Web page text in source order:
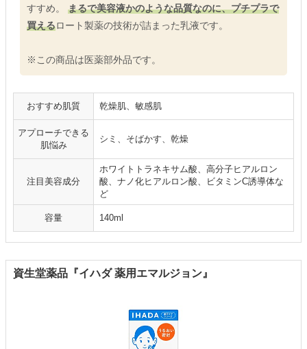
すすめ。 まるで美容液かのような品質なのに、プチプラで
買えるロート製薬の技術が詰まった乳液です。
※この商品は医薬部外品です。
おすすめ肌質 乾燥肌、敏感肌
アプローチできる
肌悩み
シミ、そばかす、乾燥
注目美容成分
ホワイトトラネキサム酸、高分子ヒアルロン
酸、ナノ化ヒアルロン酸、ビタミンC誘導体な
ど
容量 140ml
資生堂薬品『イハダ 薬用エマルジョン』